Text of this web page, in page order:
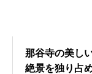
那谷寺の美し
絶景を独り占